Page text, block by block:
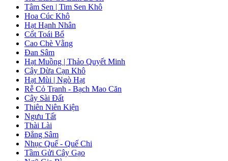
Tâm Sen | Tim Sen Khô
Hoa Cúc Khô
Hạt Hạnh Nhân
Cốt Toái Bổ
Cao Chè Vằng
Đan Sâm
Hạt Muồng | Thảo Quyết Minh
Cây Dừa Cạn Khô
Hạt Mùi | Ngò Hạt
Rễ Cỏ Tranh - Bạch Mao Căn
Cây Sài Đất
Thiên Niên Kiện
Ngưu Tất
Thài Lài
Đẳng Sâm
Nhục Quế - Quế Chi
Tầm Gửi Cây Gạo